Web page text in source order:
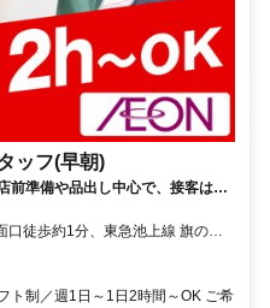
ッフ(早朝)
前準備や品出し中心で、接客は少
や本業前の“朝活バイト”にピッタ
口徒歩約1分、東急池上線 旗の台
台東口徒歩約7分 ★週1日～OK ★
制／週1日～1日2時間～OK ご希